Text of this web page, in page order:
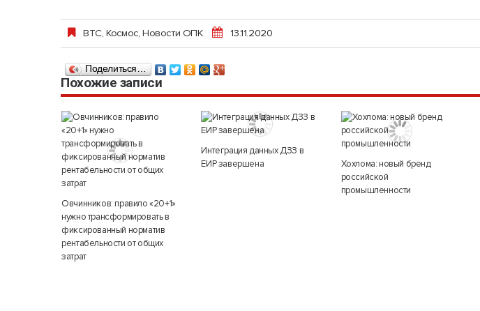
ВТС,Космос,Новости ОПК 13.11.2020
Поделиться…
Похожие записи
Овчинников: правило «20+1»
нужно трансформировать в
фиксированный норматив
рентабельности от общих
затрат
Интеграция данных ДЗЗ в
ЕИР завершена
Хохлома: новый бренд
российской
промышленности